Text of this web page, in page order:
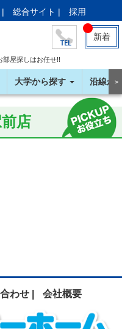
| 総合サイト | 採用
新着
部屋探しはお任せ!!
大学から探す 沿線か＞
店
わせ | 会社概要